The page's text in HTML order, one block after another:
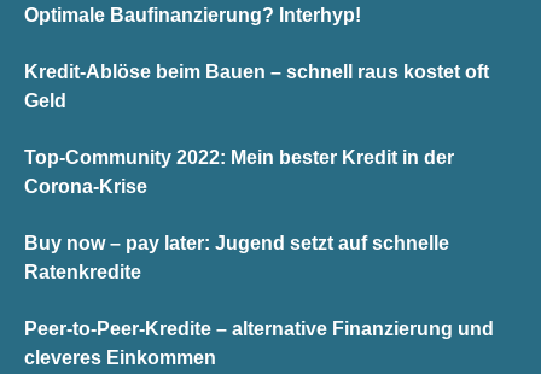
Optimale Baufinanzierung? Interhyp!
Kredit-Ablöse beim Bauen – schnell raus kostet oft
Geld
Top-Community 2022: Mein bester Kredit in der
Corona-Krise
Buy now – pay later: Jugend setzt auf schnelle
Ratenkredite
Peer-to-Peer-Kredite – alternative Finanzierung und
cleveres Einkommen